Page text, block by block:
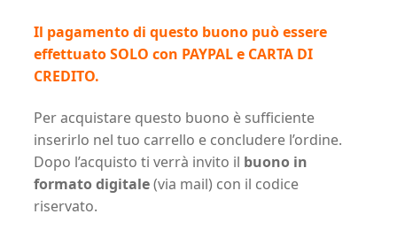
Il pagamento di questo buono può essere
effettuato SOLO con PAYPAL e CARTA DI
CREDITO.
Per acquistare questo buono è sufficiente
inserirlo nel tuo carrello e concludere l’ordine.
Dopo l’acquisto ti verrà invito il buono in
formato digitale(via mail) con il codice
riservato.